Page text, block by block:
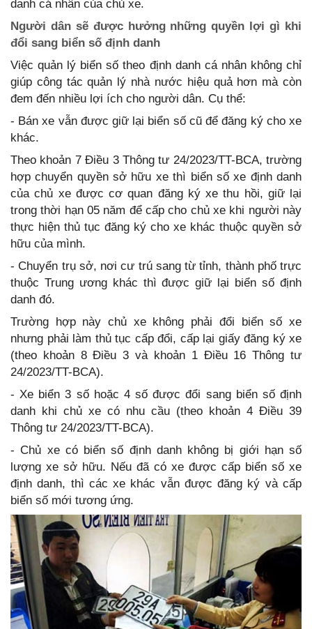
danh cá nhân của chủ xe.
Người dân sẽ được hưởng những quyền lợi gì khi
đổi sang biển số định danh
Việc quản lý biển số theo định danh cá nhân không chỉ
giúp công tác quản lý nhà nước hiệu quả hơn mà còn
đem đến nhiều lợi ích cho người dân. Cụ thể:
- Bán xe vẫn được giữ lại biển số cũ để đăng ký cho xe
khác.
Theo khoản 7 Điều 3 Thông tư 24/2023/TT-BCA, trường
hợp chuyển quyền sở hữu xe thì biển số xe định danh
của chủ xe được cơ quan đăng ký xe thu hồi, giữ lại
trong thời hạn 05 năm để cấp cho chủ xe khi người này
thực hiện thủ tục đăng ký cho xe khác thuộc quyền sở
hữu của mình.
- Chuyển trụ sở, nơi cư trú sang từ tỉnh, thành phố trực
thuộc Trung ương khác thì được giữ lại biển số định
danh đó.
Trường hợp này chủ xe không phải đổi biển số xe
nhưng phải làm thủ tục cấp đổi, cấp lại giấy đăng ký xe
(theo khoản 8 Điều 3 và khoản 1 Điều 16 Thông tư
24/2023/TT-BCA).
- Xe biển 3 số hoặc 4 số được đổi sang biển số định
danh khi chủ xe có nhu cầu (theo khoản 4 Điều 39
Thông tư 24/2023/TT-BCA).
- Chủ xe có biển số định danh không bị giới hạn số
lượng xe sở hữu. Nếu đã có xe được cấp biển số xe
định danh, thì các xe khác vẫn được đăng ký và cấp
biển số mới tương ứng.